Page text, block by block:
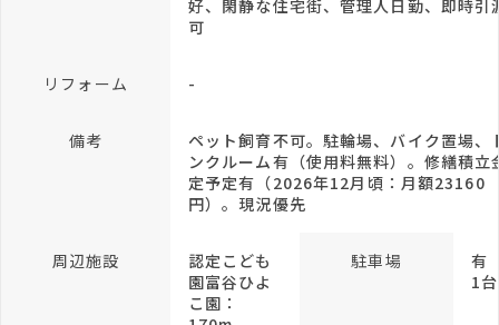
好、閑静な住宅街、管理人日勤、即時引
可
リフォーム -
備考
ペット飼育不可。駐輪場、バイク置場、
ンクルーム有（使用料無料）。修繕積立
定予定有（2026年12月頃：月額23160
円）。現況優先
周辺施設
認定こども
園富谷ひよ
こ園：
駐車場
有
1台